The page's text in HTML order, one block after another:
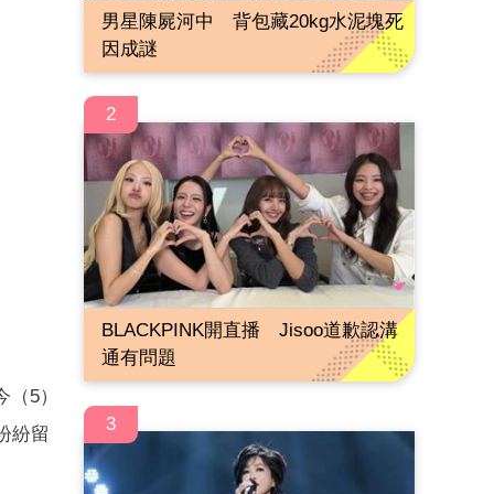
5）
紛留
男星陳屍河中 背包藏20kg水泥塊死
因成謎
2
BLACKPINK開直播 Jisoo道歉認溝
通有問題
3